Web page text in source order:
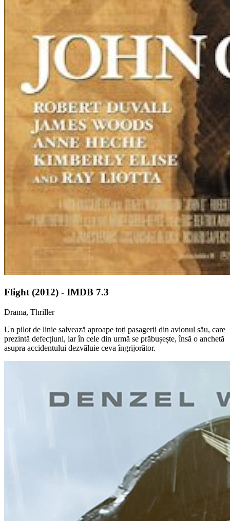
Flight (2012) - IMDB 7.3
Drama, Thriller
Un pilot de linie salvează aproape toți pasagerii din avionul său, care
prezintă defecțiuni, iar în cele din urmă se prăbușește, însă o anchetă
asupra accidentului dezvăluie ceva îngrijorător.